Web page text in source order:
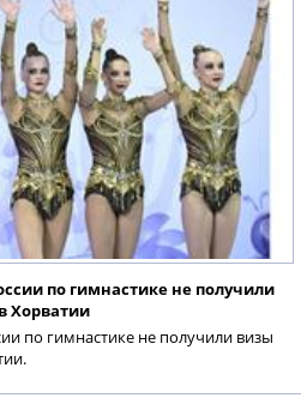
по гимнастике не получили
Хорватии
по гимнастике не получили визы